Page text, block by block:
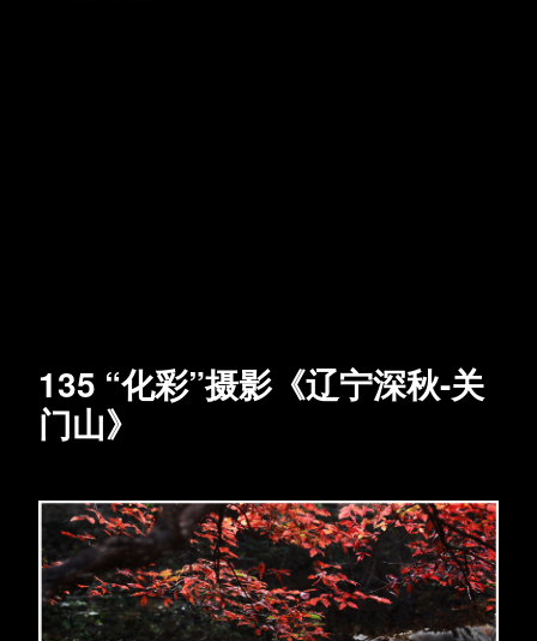
135 “化彩”摄影《辽宁深秋-关
门山》